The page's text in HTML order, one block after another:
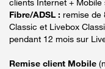
Fibre/ADSL : remise de
Classic et Livebox
pendant 12 mois sur
Remise client Mobile